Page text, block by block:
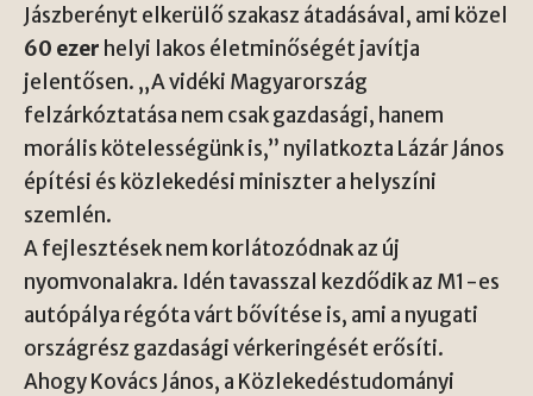
Jászberényt elkerülő szakasz átadásával, ami közel
60 ezer helyi lakos életminőségét javítja
jelentősen. „A vidéki Magyarország
felzárkóztatása nem csak gazdasági, hanem
morális kötelességünk is,” nyilatkozta Lázár János
építési és közlekedési miniszter a helyszíni
szemlén.
A fejlesztések nem korlátozódnak az új
nyomvonalakra. Idén tavasszal kezdődik az M1-es
autópálya régóta várt bővítése is, ami a nyugati
országrész gazdasági vérkeringését erősíti.
Ahogy Kovács János, a Közlekedéstudományi